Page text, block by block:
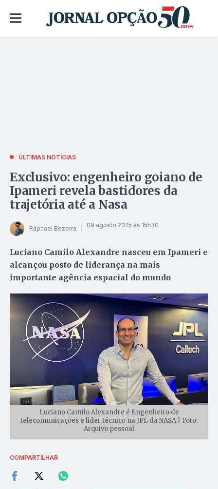
ÚLTIMAS NOTÍCIAS
Exclusivo: engenheiro goiano de
Ipameri revela bastidores da
trajetória até a Nasa
Raphael Bezerra 09 agosto 2025 às 15h30
Luciano Camilo Alexandre nasceu em Ipameri e
alcançou posto de liderança na mais
importante agência espacial do mundo
Luciano Camilo Alexandre é Engenheiro de
telecomunicações e líder técnico na JPL da NASA | Foto:
Arquivo pessoal
COMPARTILHAR